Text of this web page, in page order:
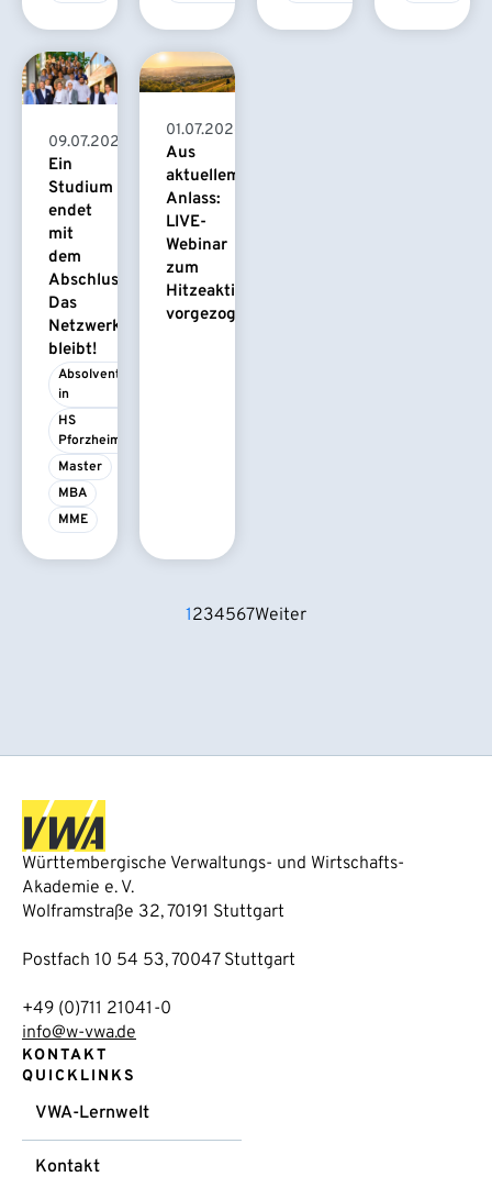
09.07.2026
Ein
Studium
endet
mit
dem
Abschluss.
Das
Netzwerk
bleibt!
Absolvent/-
in
HS
Pforzheim
Master
MBA
MME
01.07.2026
Aus
aktuellem
Anlass:
LIVE-
Webinar
zum
Hitzeaktionsplan
vorgezogen
1234567Weiter
Württembergische Verwaltungs- und Wirtschafts-
Akademie e. V.
Wolframstraße 32, 70191 Stuttgart
Postfach 10 54 53, 70047 Stuttgart
+49 (0)711 21041-0
info@w-vwa.de
KONTAKT
QUICKLINKS
VWA-Lernwelt
Kontakt